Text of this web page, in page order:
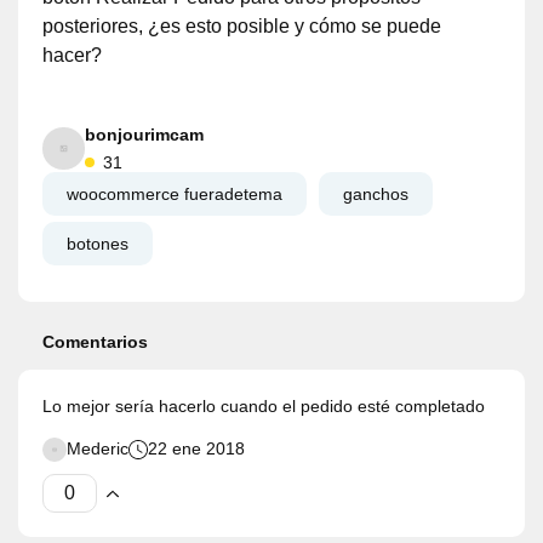
posteriores, ¿es esto posible y cómo se puede
hacer?
bonjourimcam
31
woocommerce fueradetema
ganchos
botones
Comentarios
Lo mejor sería hacerlo cuando el pedido esté completado
Mederic 22 ene 2018